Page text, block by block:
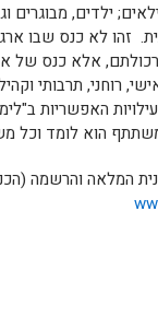
ילדים, מבוגרים
זהו לא כנס שבו
אלא כנס של
רוחני, תרבותי
האפשריות
הוא לומד וכל
המלאה והרשמה